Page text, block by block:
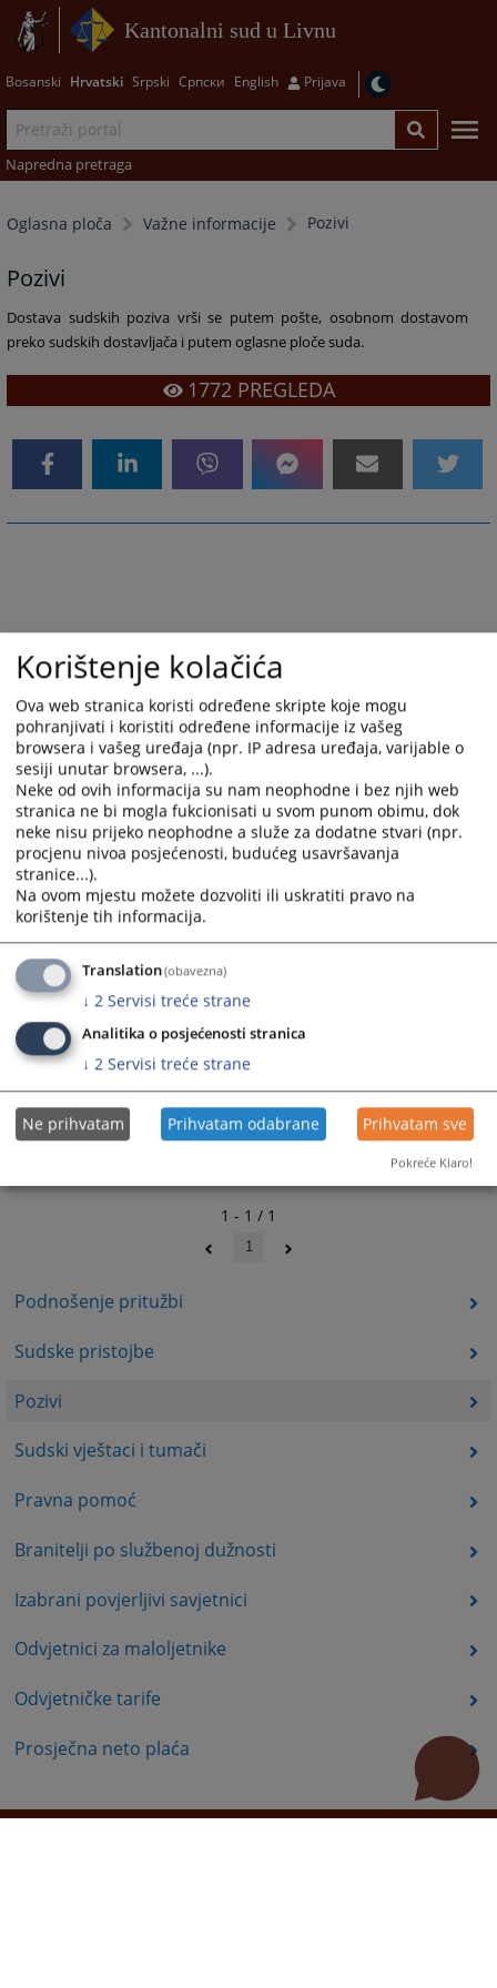
Kantonalni sud u Livnu
Bosanski Hrvatski Srpski Српски English Prijava
Napredna pretraga
Oglasna ploča Važne informacije Pozivi
Podnošenje pritužbi
Sudske pristojbe
Pozivi
Sudski vještaci i tumači
Pravna pomoć
Branitelji po službenoj dužnosti
Izabrani povjerljivi savjetnici
Odvjetnici za maloljetnike
Odvjetničke tarife
Prosječna neto plaća
Pozivi
Dostava sudskih poziva vrši se putem pošte, osobnom dostavom
preko sudskih dostavljača i putem oglasne ploče suda.
1772PREGLEDA
1 - 1 / 1
1
Korištenje kolačića
Ova web stranica koristi određene skripte koje mogu
pohranjivati i koristiti određene informacije iz vašeg
browsera i vašeg uređaja (npr. IP adresa uređaja, varijable o
sesiji unutar browsera, ...).
Neke od ovih informacija su nam neophodne i bez njih web
stranica ne bi mogla fukcionisati u svom punom obimu, dok
neke nisu prijeko neophodne a služe za dodatne stvari (npr.
procjenu nivoa posjećenosti, budućeg usavršavanja
stranice...).
Na ovom mjestu možete dozvoliti ili uskratiti pravo na
korištenje tih informacija.
Translation(obavezna)
↓ 2 Servisi treće strane
Analitika o posjećenosti stranica
↓ 2 Servisi treće strane
Ne prihvatam Prihvatam odabrane Prihvatam sve
Pokreće Klaro!